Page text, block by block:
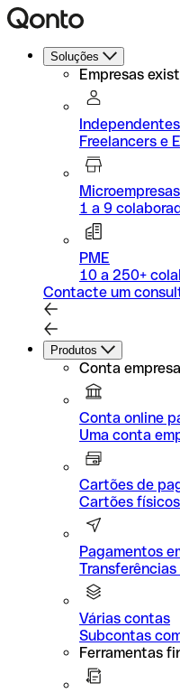
Soluções
Empresas
Independentes
Freelancers e
Microempresas
1 a 9
PME
10 a 250+
Contacte um
Produtos
Conta
Conta online
Uma conta
Cartões de
Cartões
Pagamentos
Várias contas
Subcontas
Ferramentas